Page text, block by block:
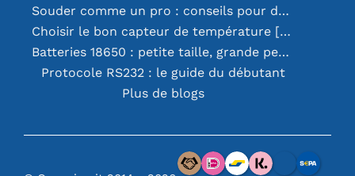
Souder comme un pro : conseils pour des connexions électroniques parfaites
Choisir le bon capteur de température [youtube]
Batteries 18650 : petite taille, grande performance
Protocole RS232 : le guide du débutant
Plus de blogs